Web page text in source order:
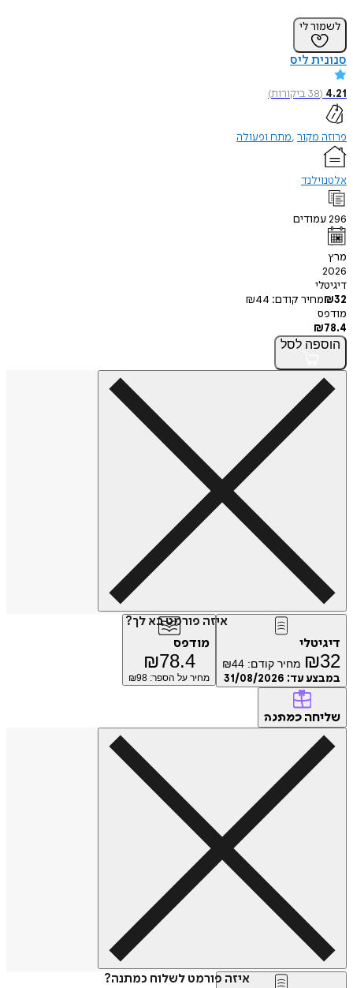
לי
ליס
(
38 ביקורות)
מקור מתח ופעולה
עמודים
₪מחיר קודם: ₪44
₪
לסל
איזה פורמט בא לך?
₪ מחיר קודם: ₪44
עד:31/08/2026
מודפס
₪78.4
מחיר על הספר: ₪98
כמתנה
איזה פורמט לשלוח כמתנה?